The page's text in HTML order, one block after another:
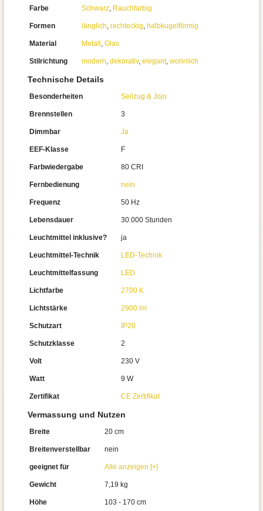
Farbe Schwarz, Rauchfarbig
Formen länglich, rechteckig, halbkugelförmig
Material Metall , Glas
Stilrichtung modern, dekorativ, elegant, wohnlich
Technische Details
Besonderheiten Seilzug & Jojo
Brennstellen 3
Dimmbar Ja
EEF-Klasse F
Farbwiedergabe 80 CRI
Fernbedienung nein
Frequenz 50 Hz
Lebensdauer 30.000 Stunden
Leuchtmittel inklusive? ja
Leuchtmittel-Technik LED-Technik
Leuchtmittelfassung LED
Lichtfarbe 2700 K
Lichtstärke 2900 lm
Schutzart IP20
Schutzklasse 2
Volt 230 V
Watt 9 W
Zertifikat CE Zertifikat
Vermassung und Nutzen
Breite 20 cm
Breitenverstellbar nein
geeignet für Alle anzeigen [+]
Gewicht 7,19 kg
Höhe 103 - 170 cm